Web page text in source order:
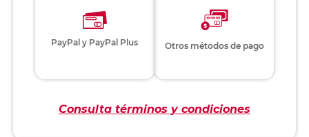
PayPal y PayPal Plus Otros métodos de pago
Consulta términos y condiciones